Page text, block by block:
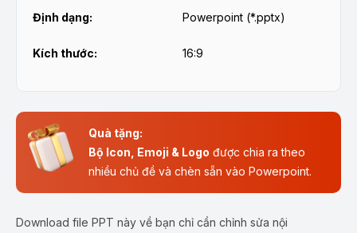
Định dạng: Powerpoint (*.pptx)
Kích thước: 16:9
Quà tặng:
Bộ Icon, Emoji & Logo được chia ra theo
nhiều chủ đề và chèn sẵn vào Powerpoint.
Download file PPT này về bạn chỉ cần chỉnh sửa nội